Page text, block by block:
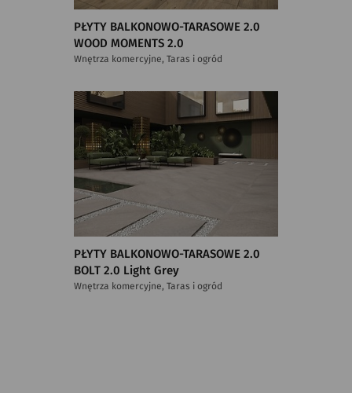
PŁYTY BALKONOWO-TARASOWE 2.0
WOOD MOMENTS 2.0
Wnętrza komercyjne, Taras i ogród
PŁYTY BALKONOWO-TARASOWE 2.0
BOLT 2.0 Light Grey
Wnętrza komercyjne, Taras i ogród